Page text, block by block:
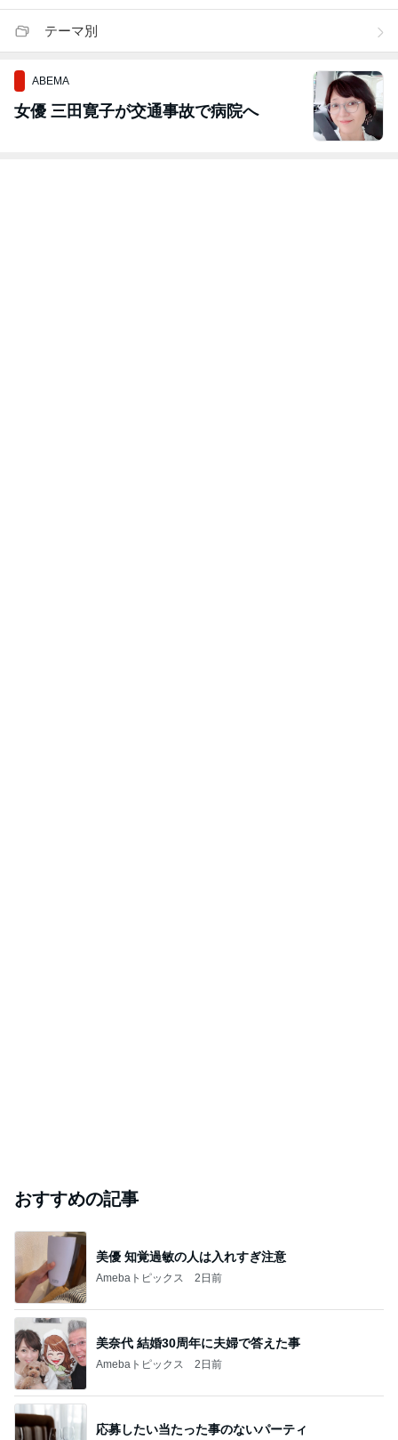
テーマ別
ABEMA
女優 三田寛子が交通事故で病院へ
おすすめの記事
美優 知覚過敏の人は入れすぎ注意
Amebaトピックス 2日前
美奈代 結婚30周年に夫婦で答えた事
Amebaトピックス 2日前
応募したい当たった事のないパーティ